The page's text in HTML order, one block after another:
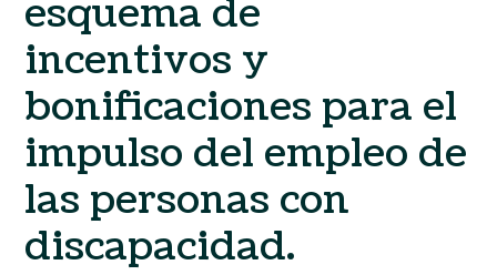
esquema de
incentivos y
bonificaciones para el
impulso del empleo de
las personas con
discapacidad.